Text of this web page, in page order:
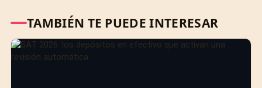
TAMBIÉN TE PUEDE INTERESAR